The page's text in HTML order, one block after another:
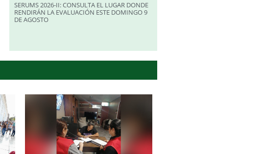
SERUMS 2026-II: CONSULTA EL LUGAR DONDE
RENDIRÁN LA EVALUACIÓN ESTE DOMINGO 9
DE AGOSTO